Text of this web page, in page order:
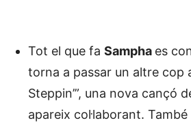
Tot el que fa Sampha es
torna a passar un altre cop
Steppin’”, una nova cançó
apareix col·laborant. També